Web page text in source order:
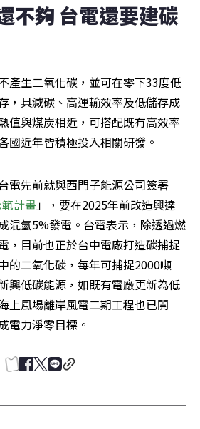
不夠 台電還要建碳
產生二氧化碳，並可在零下33度低
，具減碳、高運輸效率及低儲存成
值與煤炭相近，可搭配既有高效率
國近年皆積極投入相關研發。
電先前就與西門子能源公司簽署
計畫」，要在2025年前改造興達
混氫5%發電。台電表示，除透過燃
，目前也正於台中電廠打造碳捕捉
的二氧化碳，每年可捕捉2000噸
興低碳能源，如既有電廠更新為低
上風場離岸風電二期工程也已開
電力淨零目標。